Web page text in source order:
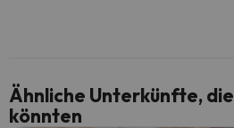
Ähnliche Unterkünfte,
könnten